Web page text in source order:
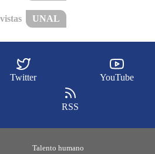
UNAL
Twitter YouTube
RSS
Talento humano